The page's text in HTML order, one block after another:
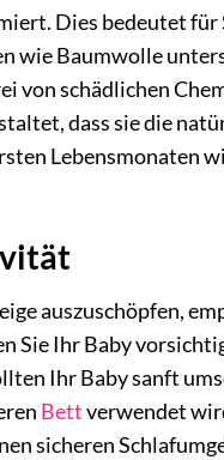
Dies bedeutet
wie Baumwolle
von schädlichen
dass sie die
Lebensmonaten
auszuschöpfen,
Sie Ihr Baby
Ihr Baby sanft
Bettverwendet
sicheren